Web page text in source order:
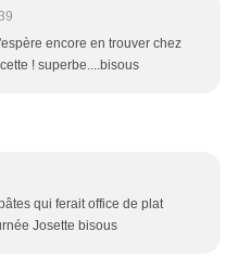
encore en trouver chez
! superbe....bisous
qui ferait office de plat
Josette bisous